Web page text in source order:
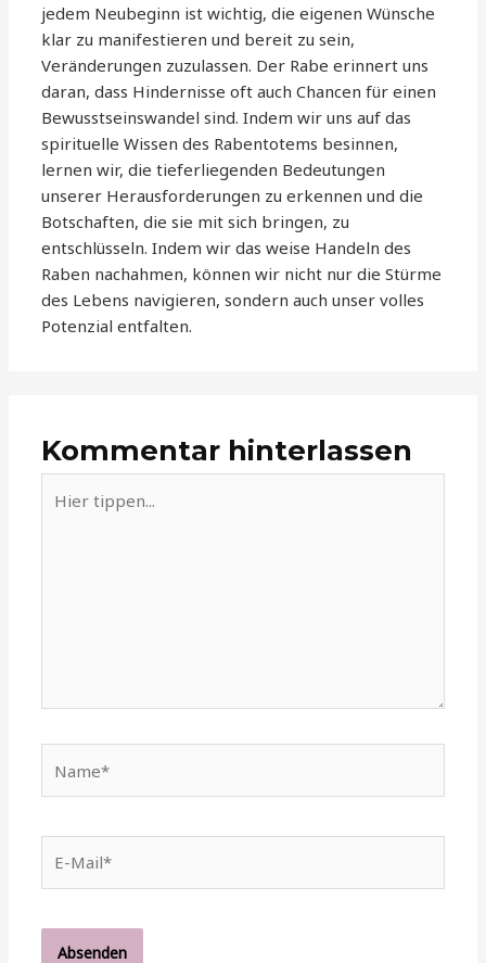
jedem Neubeginn ist wichtig, die eigenen Wünsche
klar zu manifestieren und bereit zu sein,
Veränderungen zuzulassen. Der Rabe erinnert uns
daran, dass Hindernisse oft auch Chancen für einen
Bewusstseinswandel sind. Indem wir uns auf das
spirituelle Wissen des Rabentotems besinnen,
lernen wir, die tieferliegenden Bedeutungen
unserer Herausforderungen zu erkennen und die
Botschaften, die sie mit sich bringen, zu
entschlüsseln. Indem wir das weise Handeln des
Raben nachahmen, können wir nicht nur die Stürme
des Lebens navigieren, sondern auch unser volles
Potenzial entfalten.
Kommentar hinterlassen
tippen...
Mail*